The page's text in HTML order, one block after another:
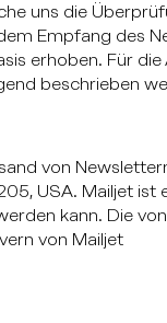
uns die
Empfang des
erhoben. Für
beschrieben
von
USA. Mailjet
kann. Die
von Mailjet